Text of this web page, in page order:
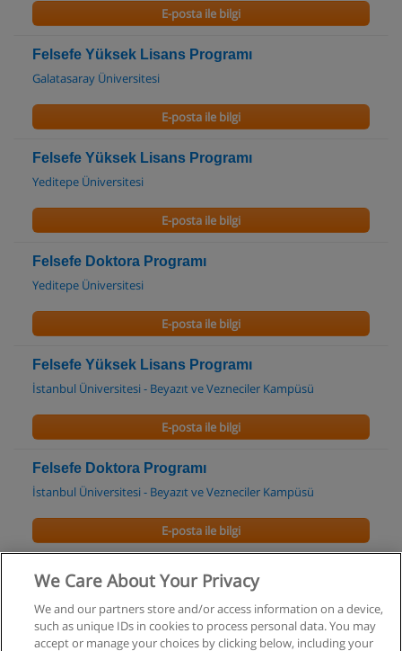
E-posta ile bilgi
Felsefe Yüksek Lisans Programı
Galatasaray Üniversitesi
E-posta ile bilgi
Felsefe Yüksek Lisans Programı
Yeditepe Üniversitesi
E-posta ile bilgi
Felsefe Doktora Programı
Yeditepe Üniversitesi
E-posta ile bilgi
Felsefe Yüksek Lisans Programı
İstanbul Üniversitesi - Beyazıt ve Vezneciler Kampüsü
E-posta ile bilgi
Felsefe Doktora Programı
İstanbul Üniversitesi - Beyazıt ve Vezneciler Kampüsü
E-posta ile bilgi
Felsefe ve Din Bilimleri Yüksek Lisans Programı
İstanbul Üniversitesi - Beyazıt ve Vezneciler Kampüsü
E-posta ile bilgi
We Care About Your Privacy
We and our partners store and/or access information on a device,
such as unique IDs in cookies to process personal data. You may
accept or manage your choices by clicking below, including your